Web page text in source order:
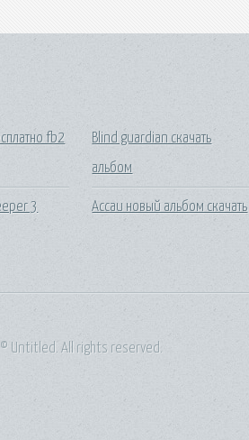
fb2
3
Blind guardian скачать
альбом
Ассаи новый альбом скачать
© Untitled. All rights reserved.